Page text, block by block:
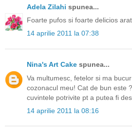
Adela Zilahi spunea...
Foarte pufos si foarte delicios
14 aprilie 2011 la 07:38
Nina's Art Cake spunea...
Va multumesc, fetelor si ma
cozonacul meu! Cat de bun este
cuvintele potrivite pt a putea fi
14 aprilie 2011 la 08:16